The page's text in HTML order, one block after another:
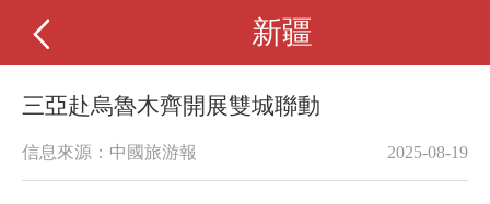
新疆
三亞赴烏魯木齊開展雙城聯動
信息來源：中國旅游報 2025-08-19